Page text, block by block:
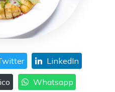
LinkedIn
Whatsapp